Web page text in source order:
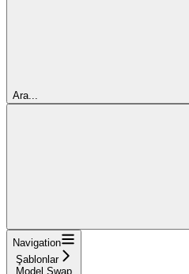
Ara...
Navigation
Şablonlar
Model Swap